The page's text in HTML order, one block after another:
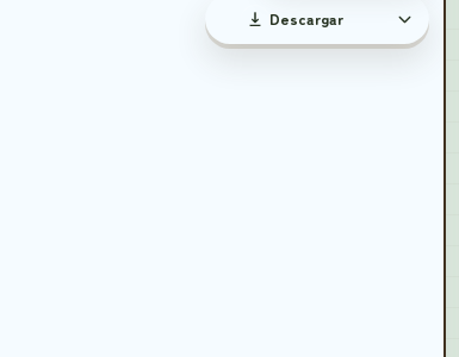
Descargar